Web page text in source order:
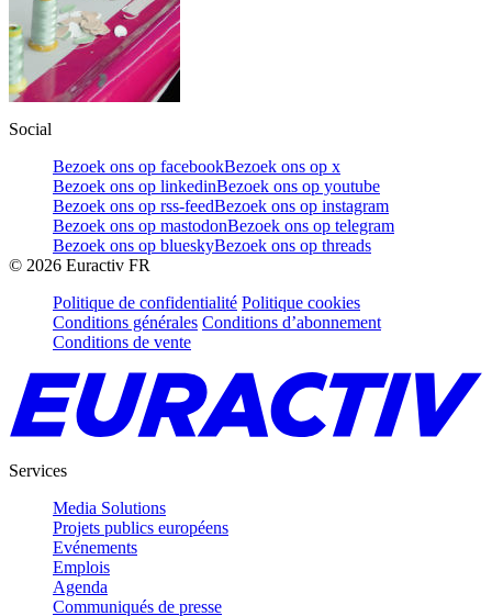
Social
Bezoek ons op facebookBezoek ons op x
Bezoek ons op linkedinBezoek ons op youtube
Bezoek ons op rss-feedBezoek ons op instagram
Bezoek ons op mastodonBezoek ons op telegram
Bezoek ons op blueskyBezoek ons op threads
© 2026 Euractiv FR
Politique de confidentialité Politique cookies
Conditions générales Conditions d’abonnement
Conditions de vente
Services
Media Solutions
Projets publics européens
Evénements
Emplois
Agenda
Communiqués de presse